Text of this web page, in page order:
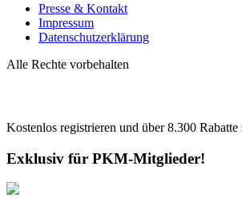
Presse & Kontakt
Impressum
Datenschutzerklärung
Alle Rechte vorbehalten
Kostenlos registrieren und über8.300 Rabatte
Exklusiv für PKM-Mitglieder!